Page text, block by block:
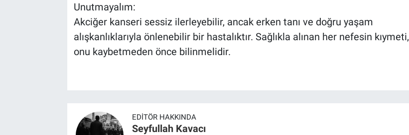
Unutmayalım:
Akciğer kanseri sessiz ilerleyebilir, ancak erken tanı ve doğru yaşam
alışkanlıklarıyla önlenebilir bir hastalıktır. Sağlıkla alınan her nefesin kıymeti,
onu kaybetmeden önce bilinmelidir.
EDITÖR HAKKINDA
Seyfullah Kavacı